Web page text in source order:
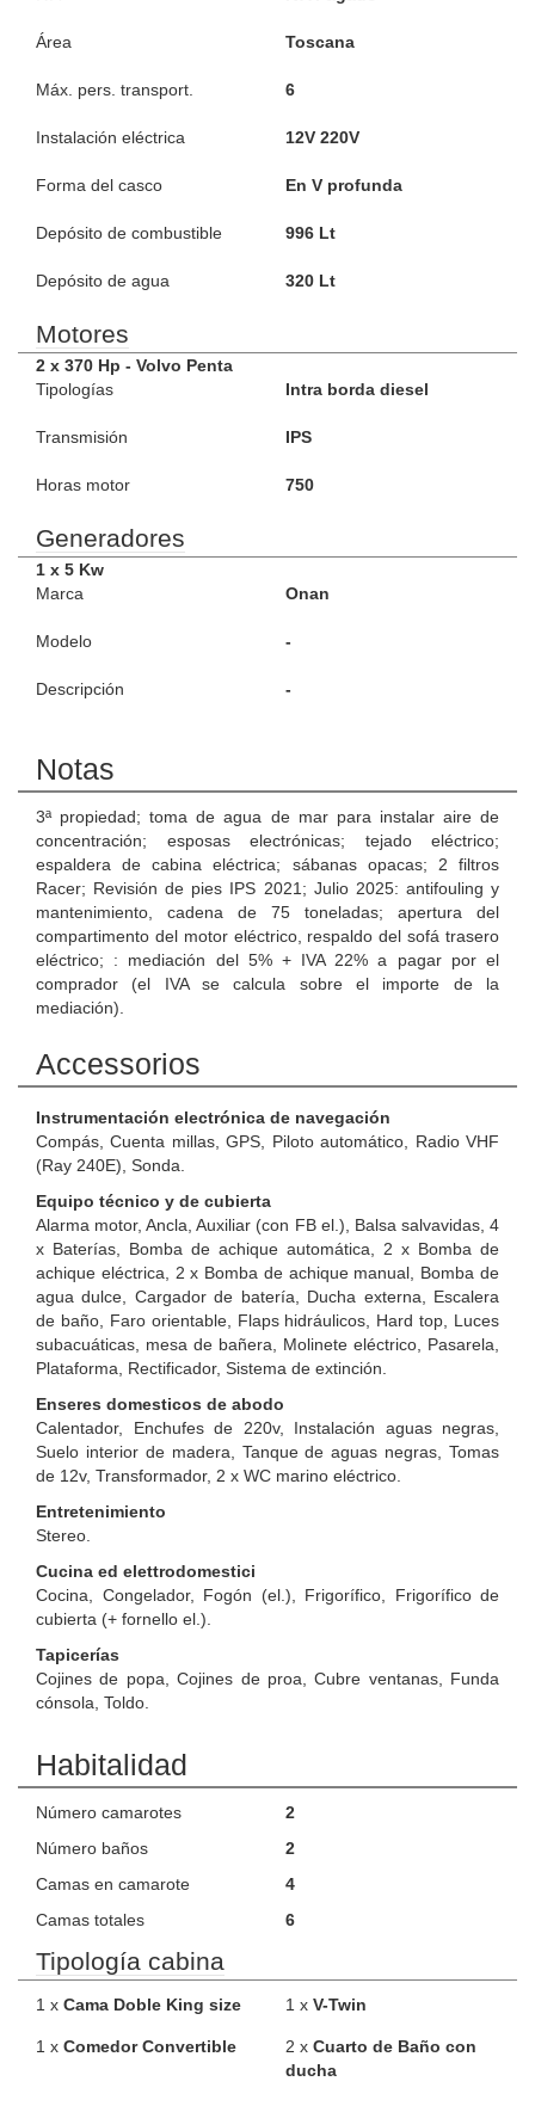
Área Toscana
Máx. pers. transport. 6
Instalación eléctrica 12V 220V
Forma del casco En V profunda
Depósito de combustible 996 Lt
Depósito de agua 320 Lt
Motores
2 x 370 Hp - Volvo Penta
Tipologías
Intra borda diesel
Transmisión IPS
Horas motor 750
Generadores
1 x 5 Kw
Marca
Onan
Modelo -
Descripción -
Notas
3ª propiedad; toma de agua de mar para instalar aire de
concentración; esposas electrónicas; tejado eléctrico;
espaldera de cabina eléctrica; sábanas opacas; 2 filtros
Racer; Revisión de pies IPS 2021; Julio 2025: antifouling y
mantenimiento, cadena de 75 toneladas; apertura del
compartimento del motor eléctrico, respaldo del sofá trasero
eléctrico; : mediación del 5% + IVA 22% a pagar por el
comprador (el IVA se calcula sobre el importe de la
mediación).
Accessorios
Instrumentación electrónica de navegación
Compás, Cuenta millas, GPS, Piloto automático, Radio VHF
(Ray 240E), Sonda.
Equipo técnico y de cubierta
Alarma motor, Ancla, Auxiliar (con FB el.), Balsa salvavidas, 4
x Baterías, Bomba de achique automática, 2 x Bomba de
achique eléctrica, 2 x Bomba de achique manual, Bomba de
agua dulce, Cargador de batería, Ducha externa, Escalera
de baño, Faro orientable, Flaps hidráulicos, Hard top, Luces
subacuáticas, mesa de bañera, Molinete eléctrico, Pasarela,
Plataforma, Rectificador, Sistema de extinción.
Enseres domesticos de abodo
Calentador, Enchufes de 220v, Instalación aguas negras,
Suelo interior de madera, Tanque de aguas negras, Tomas
de 12v, Transformador, 2 x WC marino eléctrico.
Entretenimiento
Stereo.
Cucina ed elettrodomestici
Cocina, Congelador, Fogón (el.), Frigorífico, Frigorífico de
cubierta (+ fornello el.).
Tapicerías
Cojines de popa, Cojines de proa, Cubre ventanas, Funda
cónsola, Toldo.
Habitalidad
Número camarotes
2
Número baños
2
Camas en camarote
4
Camas totales
6
Tipología cabina
1 x Cama Doble King size 1 x V-Twin
1 x Comedor Convertible 2 x Cuarto de Baño con
ducha